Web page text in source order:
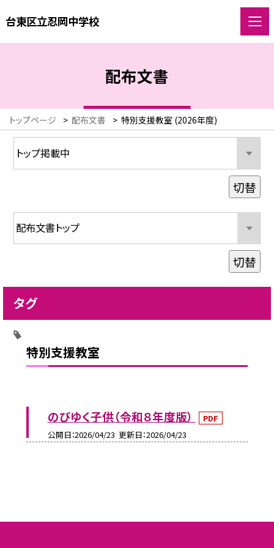
台東区立忍岡中学校
配布文書
トップページ > 配布文書 > 特別支援教室 (2026年度)
特別支援教室
のびゆく子供（令和８年度版）
PDF
公開日 2026/04/23 更新日 2026/04/23
切替
切替
タグ